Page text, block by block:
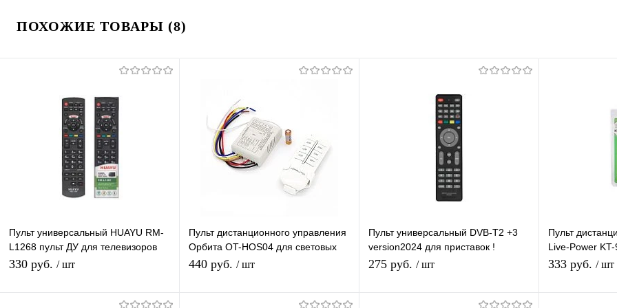
ПОХОЖИЕ ТОВАРЫ (8)
Пульт универсальный HUAYU RM-
L1268 пульт ДУ для телевизоров
Panasonic LCD/LED TV
330 руб. / шт
Пульт дистанционного управления
Орбита OT-HOS04 для световых
приборов (4 канала, 220В)
440 руб. / шт
Пульт универсальный DVB-T2 +3
version2024 для приставок !
универсальный для разных
275 руб. / шт
Пульт
Live-Power
Универсальный
333 руб. / шт